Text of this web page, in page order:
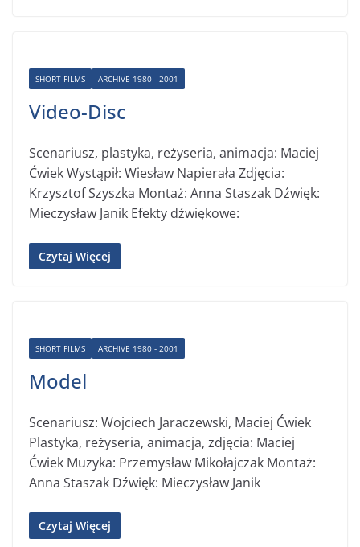
SHORT FILMS ARCHIVE 1980 - 2001
Video-Disc
Scenariusz, plastyka, reżyseria, animacja: Maciej
Ćwiek Wystąpił: Wiesław Napierała Zdjęcia:
Krzysztof Szyszka Montaż: Anna Staszak Dźwięk:
Mieczysław Janik Efekty dźwiękowe:
Czytaj Więcej
SHORT FILMS ARCHIVE 1980 - 2001
Model
Scenariusz: Wojciech Jaraczewski, Maciej Ćwiek
Plastyka, reżyseria, animacja, zdjęcia: Maciej
Ćwiek Muzyka: Przemysław Mikołajczak Montaż:
Anna Staszak Dźwięk: Mieczysław Janik
Czytaj Więcej